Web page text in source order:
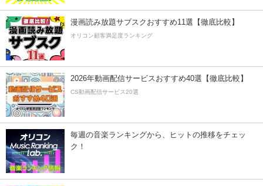
漫画読み放題サブスクおすすめ11選【徹底比較】
オリコン顧客満足度ランキング
2026年動画配信サービスおすすめ40選【徹底比較】
CS動画配信サービス20選
毎週の音楽ランキングから、ヒットの推移をチェッ
ク！